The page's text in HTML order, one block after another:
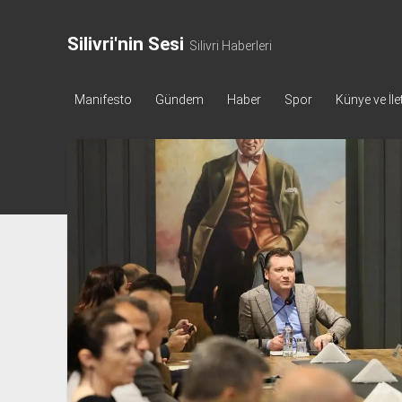
Silivri'nin Sesi Silivri Haberleri
Manifesto Gündem Haber Spor Künye ve